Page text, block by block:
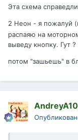
Эта схема
2 Неон - я пожалуй
распаяю на
выведу кнопку. Гут
потом "зашьешь" в